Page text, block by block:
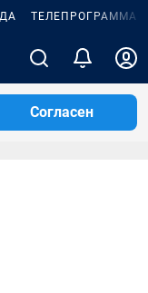
ТЕЛЕПРОГРАММА
Согласен